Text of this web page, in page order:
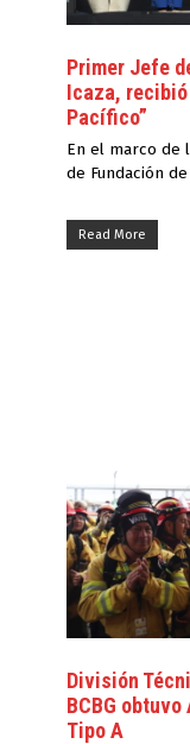
Primer Jefe
Icaza, recibió
Pacífico”
En el marco de
de Fundación
Read More
División
BCBG
Tipo A